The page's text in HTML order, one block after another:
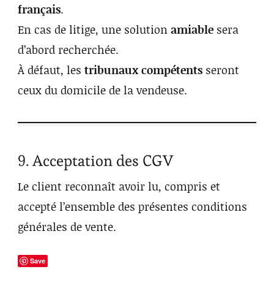
français.
En cas de litige, une solutionamiable sera
d’abord recherchée.
À défaut, les tribunaux compétents seront
ceux du domicile de la vendeuse.
9. Acceptation des CGV
Le client reconnaît avoir lu, compris et
accepté l’ensemble des présentes conditions
générales de vente.
Save